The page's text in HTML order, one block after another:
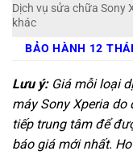
Dịch vụ sửa chữa Sony
khác
BẢO HÀNH 12
Lưu ý:Giá mỗi loại
máy Sony Xperia do
tiếp trung tâm để
báo giá mới nhất.